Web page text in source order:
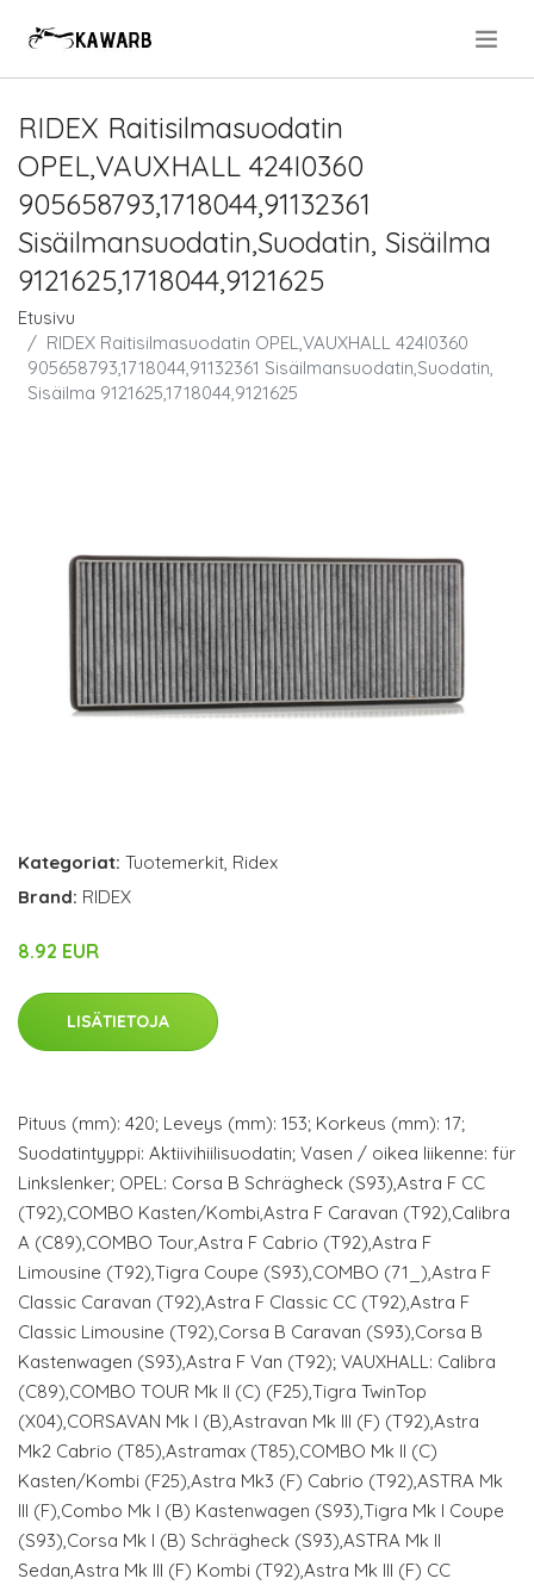
RIDEX Raitisilmasuodatin
OPEL,VAUXHALL 424I0360
905658793,1718044,91132361
Sisäilmansuodatin,Suodatin, Sisäilma
9121625,1718044,9121625
Etusivu
RIDEX Raitisilmasuodatin OPEL,VAUXHALL 424I0360
905658793,1718044,91132361 Sisäilmansuodatin,Suodatin,
Sisäilma 9121625,1718044,9121625
Kategoriat: Tuotemerkit, Ridex
Brand: RIDEX
8.92 EUR
LISÄTIETOJA
Pituus (mm): 420; Leveys (mm): 153; Korkeus (mm): 17;
Suodatintyyppi: Aktiivihiilisuodatin; Vasen / oikea liikenne: für
Linkslenker; OPEL: Corsa B Schrägheck (S93),Astra F CC
(T92),COMBO Kasten/Kombi,Astra F Caravan (T92),Calibra
A (C89),COMBO Tour,Astra F Cabrio (T92),Astra F
Limousine (T92),Tigra Coupe (S93),COMBO (71_),Astra F
Classic Caravan (T92),Astra F Classic CC (T92),Astra F
Classic Limousine (T92),Corsa B Caravan (S93),Corsa B
Kastenwagen (S93),Astra F Van (T92); VAUXHALL: Calibra
(C89),COMBO TOUR Mk II (C) (F25),Tigra TwinTop
(X04),CORSAVAN Mk I (B),Astravan Mk III (F) (T92),Astra
Mk2 Cabrio (T85),Astramax (T85),COMBO Mk II (C)
Kasten/Kombi (F25),Astra Mk3 (F) Cabrio (T92),ASTRA Mk
III (F),Combo Mk I (B) Kastenwagen (S93),Tigra Mk I Coupe
(S93),Corsa Mk I (B) Schrägheck (S93),ASTRA Mk II
Sedan,Astra Mk III (F) Kombi (T92),Astra Mk III (F) CC